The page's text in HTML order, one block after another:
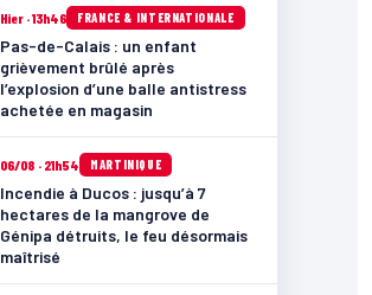
Hier · 13h46 FRANCE & INTERNATIONALE
Pas-de-Calais : un enfant
grièvement brûlé après
l’explosion d’une balle antistress
achetée en magasin
06/08 · 21h54 MARTINIQUE
Incendie à Ducos : jusqu’à 7
hectares de la mangrove de
Génipa détruits, le feu désormais
maîtrisé